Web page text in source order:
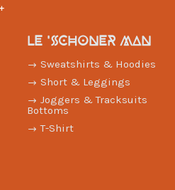
LE 'SCHONER MAN
Sweatshirts & Hoodies
Short & Leggings
Joggers & Tracksuits
Bottoms
T-Shirt